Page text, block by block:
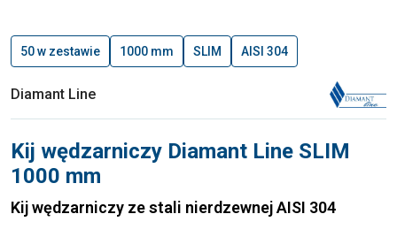
50 w zestawie 1000 mm SLIM AISI 304
Diamant Line
Kij wędzarniczy Diamant Line SLIM
1000 mm
Kij wędzarniczy ze stali nierdzewnej AISI 304